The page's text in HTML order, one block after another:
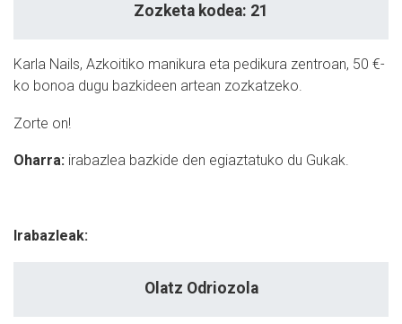
Zozketa kodea: 21
Karla Nails, Azkoitiko manikura eta pedikura zentroan, 50 €-
ko bonoa dugu bazkideen artean zozkatzeko.
Zorte on!
Oharra: irabazlea bazkide den egiaztatuko du Gukak.
Irabazleak:
Olatz Odriozola